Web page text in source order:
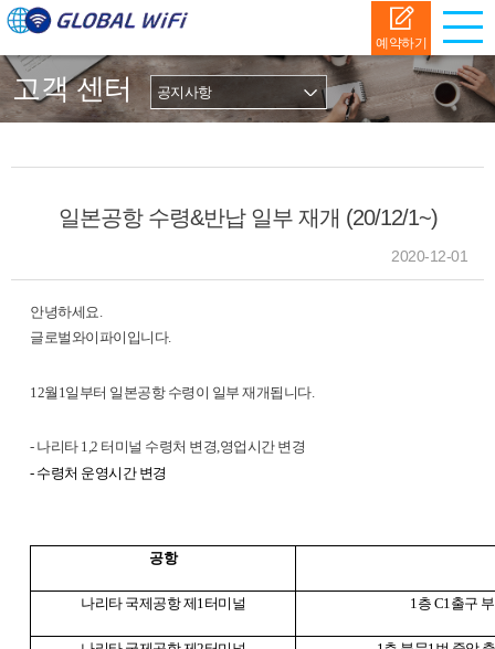
예약하기
고객 센터
일본공항 수령&반납 일부 재개 (20/12/1~)
2020-12-01
안녕하세요.
글로벌와이파이입니다.
12월1일부터 일본공항 수령이 일부 재개됩니다.
- 나리타 1,2 터미널 수령처 변경,영업시간 변경
공항
나리타 국제공항 제1터미널 1층 C1출구